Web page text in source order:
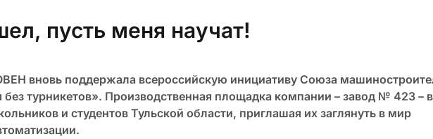
пусть меня научат!
вновь поддержала всероссийскую инициативу Союза
без турникетов». Производственная площадка компании – завод № 423 – в
и студентов Тульской области, приглашая их заглянуть в мир